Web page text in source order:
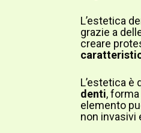
L’estetica
grazie a
creare
L’estetica
denti,
elemento
non invasivi